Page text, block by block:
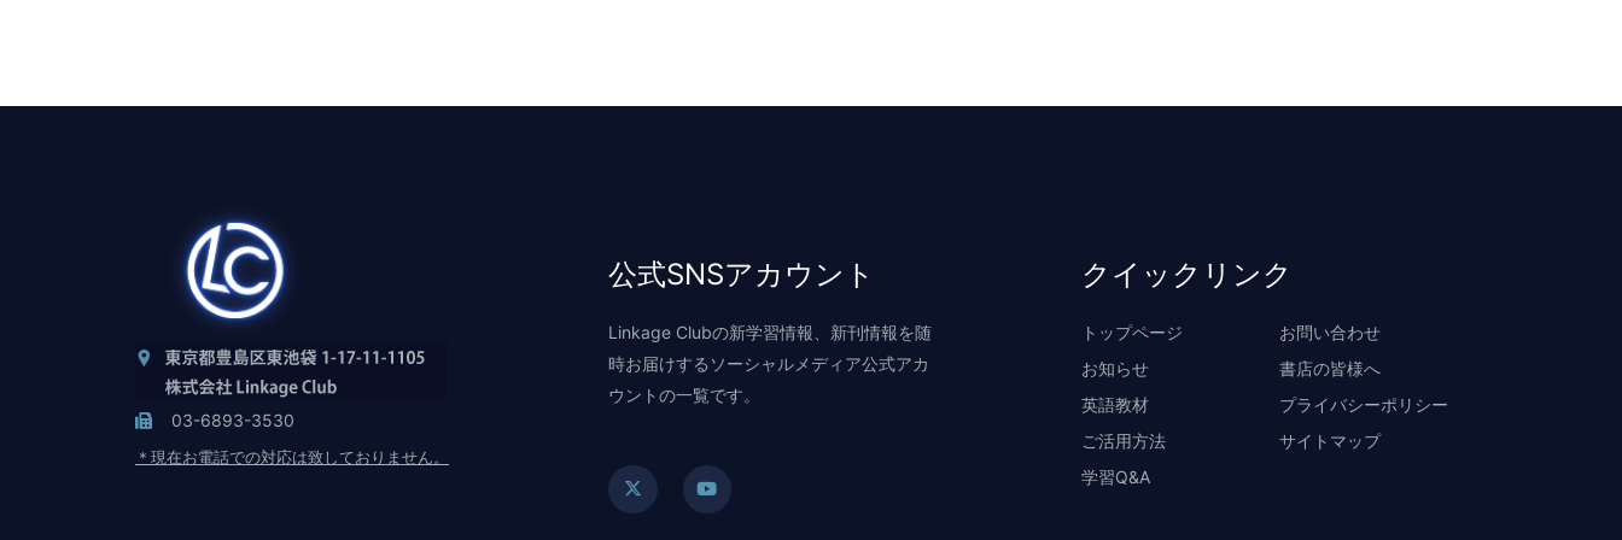
03-6893-3530
＊現在お電話での対応は致しておりません。
公式SNSアカウント
Linkage Clubの新学習情報、新刊情報を随
時お届けするソーシャルメディア公式アカ
ウントの一覧です。
X
-
t
Y
o
u
クイックリンク
トップページ
お知らせ
英語教材
ご活用方法
学習Q&A
お問い合わせ
書店の皆様へ
プライバシーポリシー
サイトマップ